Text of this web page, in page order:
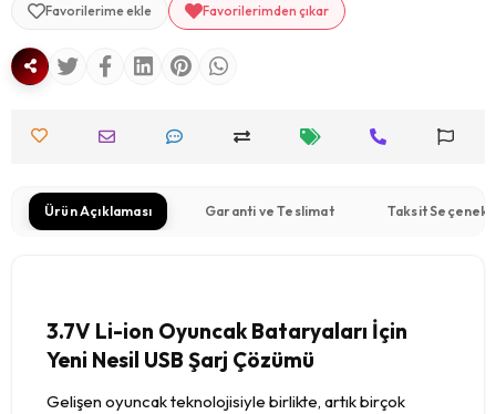
Favorilerime ekle Favorilerimden çıkar
Ürün Açıklaması Garanti ve Teslimat Taksit
3.7V Li-ion Oyuncak Bataryaları İçin
Yeni Nesil USB Şarj Çözümü
Gelişen oyuncak teknolojisiyle birlikte, artık birçok